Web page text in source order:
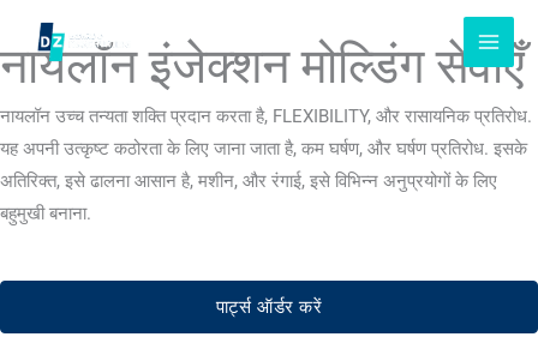
छोड़
दें
नायलॉन इंजेक्शन मोल्डिंग सेवाएँ
नायलॉन उच्च तन्यता शक्ति प्रदान करता है, FLEXIBILITY, और रासायनिक प्रतिरोध.
यह अपनी उत्कृष्ट कठोरता के लिए जाना जाता है, कम घर्षण, और घर्षण प्रतिरोध. इसके
अतिरिक्त, इसे ढालना आसान है, मशीन, और रंगाई, इसे विभिन्न अनुप्रयोगों के लिए
बहुमुखी बनाना.
पार्ट्स ऑर्डर करें